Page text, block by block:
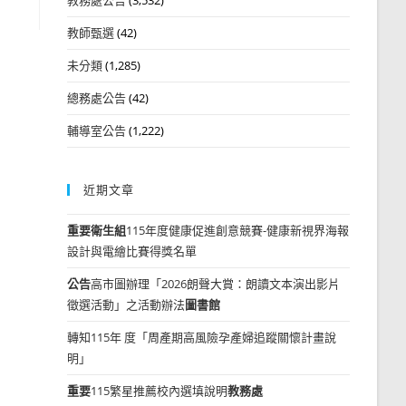
教師甄選(42)
未分類(1,285)
總務處公告(42)
輔導室公告(1,222)
近期文章
重要衛生組115年度健康促進創意競賽-健康新視界海報
設計與電繪比賽得獎名單
公告高市圖辦理「2026朗聲大賞：朗讀文本演出影片
徵選活動」之活動辦法圖書館
轉知115年 度「周產期高風險孕產婦追蹤關懷計畫說
明」
重要115繁星推薦校內選填說明教務處